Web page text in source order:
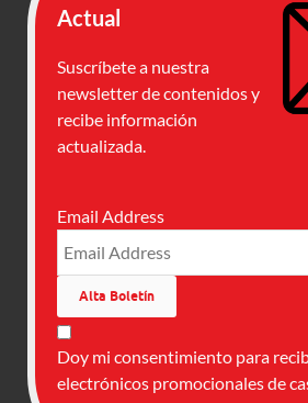
Actual
Suscríbete a nuestra
newsletter de contenidos y
recibe información
actualizada.
Email Address
Doy mi consentimiento para
electrónicos promocionales de